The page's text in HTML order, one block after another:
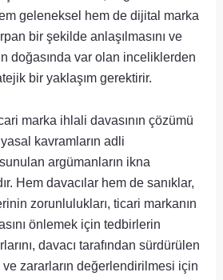
geleneksel hem de dijital marka
bir şekilde anlaşılmasını ve
doğasında var olan inceliklerden
bir yaklaşım gerektirir.
marka ihlali davasının çözümü
kavramların adli
argümanların ikna
Hem davacılar hem de sanıklar,
zorunlulukları, ticari markanın
önlemek için tedbirlerin
davacı tarafından sürdürülen
zararların değerlendirilmesi için